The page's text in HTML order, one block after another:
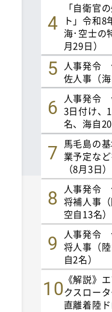
「自衛官
ト」令和
海･空士の
月29日）
人事発令
佐人事（海
人事発令
3日付け、
名、海自
馬毛島の
業予定な
（8月3日）
人事発令
将補人事
空自13名）
人事発令
将人事（
自2名）
《解説》
クスロー
直離着陸